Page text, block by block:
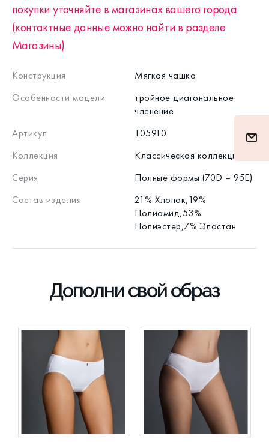
покупки уточняйте в магазинах вашего города
(контактные данные можно найти в разделе
Магазины)
Конструкция
Мягкая чашка
Особенности модели
тройное диагональное
членение
Артикул
105910
Коллекция
Классическая коллекция
Серия
Полные формы (70D – 95E)
Состав изделия
21% Хлопок,19%
Полиамид,53%
Полиэстер,7% Эластан
Дополни свой образ